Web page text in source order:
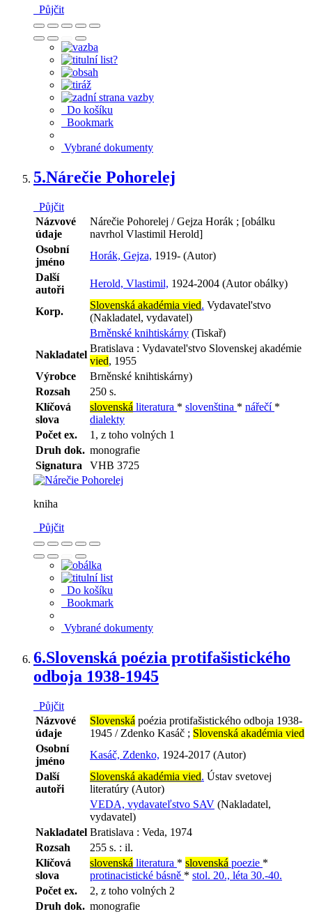
Půjčit
Do košíku
Bookmark
Vybrané dokumenty
5.Nárečie Pohorelej
Půjčit
Názvové
údaje
Nárečie Pohorelej / Gejza Horák ; [obálku
navrhol Vlastimil Herold]
Osobní
jméno
Horák, Gejza, 1919- (Autor)
Další
autoři
Herold, Vlastimil, 1924-2004 (Autor obálky)
Korp.
Slovenská akadémia vied. Vydavatel'stvo
(Nakladatel, vydavatel)
Brněnské knihtiskárny (Tiskař)
Nakladatel
Bratislava : Vydavatel'stvo Slovenskej akadémie
vied, 1955
Výrobce
Brněnské knihtiskárny)
Rozsah
250 s.
Klíčová
slova
slovenská literatura * slovenština * nářečí *
dialekty
Počet ex.
1, z toho volných 1
Druh dok. monografie
Signatura
VHB 3725
kniha
Půjčit
Do košíku
Bookmark
Vybrané dokumenty
6.Slovenská poézia protifašistického
odboja 1938-1945
Půjčit
Názvové
údaje
Slovenská poézia protifašistického odboja 1938-
1945 / Zdenko Kasáč ; Slovenská akadémia vied
Osobní
jméno
Kasáč, Zdenko, 1924-2017 (Autor)
Další
autoři
Slovenská akadémia vied. Ústav svetovej
literatúry (Autor)
VEDA, vydavateľstvo SAV (Nakladatel,
vydavatel)
Nakladatel Bratislava : Veda, 1974
Rozsah
255 s. : il.
Klíčová
slova
slovenská literatura * slovenská poezie *
protinacistické básně * stol. 20., léta 30.-40.
Počet ex.
2, z toho volných 2
Druh dok. monografie